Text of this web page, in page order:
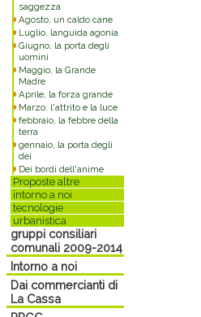
saggezza
Agosto, un caldo cane
Luglio, languida agonia
Giugno, la porta degli
uomini
Maggio, la Grande
Madre
Aprile, la forza grande
Marzo: l'attrito e la luce
febbraio, la febbre della
terra
gennaio, la porta degli
dei
Dei bordi dell'anime
Proposte altre
intorno a noi
tecnologie
urbanistica
gruppi consiliari
comunali 2009-2014
Intorno a noi
Dai commercianti di
La Cassa